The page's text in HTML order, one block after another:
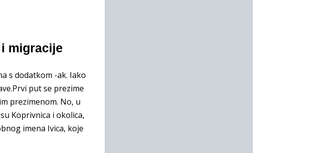
migracije
s dodatkom -ak. Iako
put se prezime
prezimenom. No, u
Koprivnica i okolica,
imena Ivica, koje